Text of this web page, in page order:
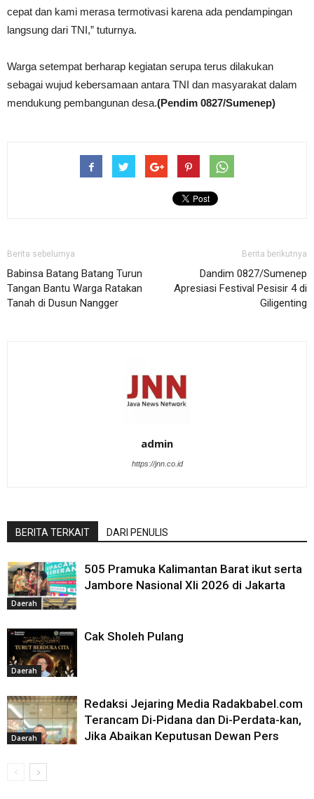
cepat dan kami merasa termotivasi karena ada pendampingan
langsung dari TNI,” tuturnya.
Warga setempat berharap kegiatan serupa terus dilakukan
sebagai wujud kebersamaan antara TNI dan masyarakat dalam
mendukung pembangunan desa.(Pendim 0827/Sumenep)
Berita sebelumya
Babinsa Batang Batang Turun
Tangan Bantu Warga Ratakan
Tanah di Dusun Nangger
Berita berikutnya
Dandim 0827/Sumenep
Apresiasi Festival Pesisir 4 di
Giligenting
admin
https://jnn.co.id
BERITA TERKAIT DARI PENULIS
Daerah
505 Pramuka Kalimantan Barat ikut serta
Jambore Nasional XIi 2026 di Jakarta
Daerah
Cak Sholeh Pulang
Daerah
Redaksi Jejaring Media Radakbabel.com
Terancam Di-Pidana dan Di-Perdata-kan,
Jika Abaikan Keputusan Dewan Pers